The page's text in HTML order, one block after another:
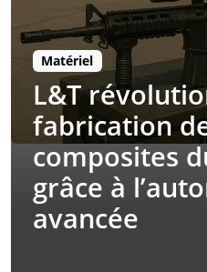
Matériel
L&T
fabrication
composites
grâce à
avancée